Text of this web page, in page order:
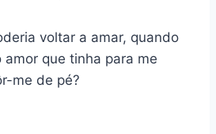
voltar a amar, quando
que tinha para me
me de pé?